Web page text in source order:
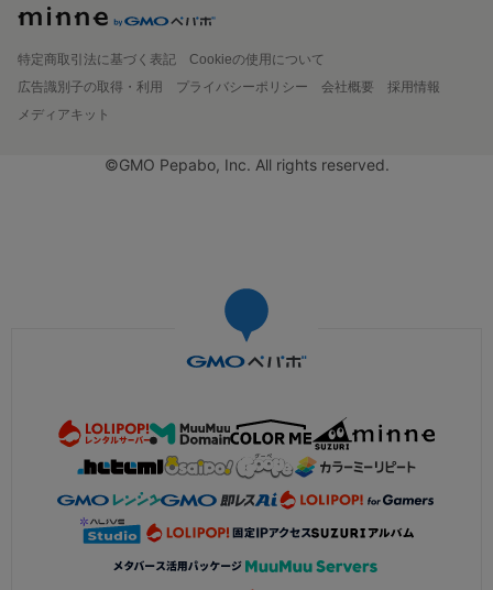
特定商取引法に基づく表記
Cookieの使用について
広告識別子の取得・利用
プライバシーポリシー 会社概要
採用情報
メディアキット
©GMO Pepabo, Inc. All rights reserved.